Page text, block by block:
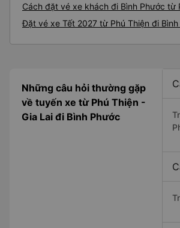
Cách đặt vé xe khách đi Bình Phước từ
Đặt vé xe Tết 2027 từ Phú Thiện đi Bình
Những câu hỏi thường gặp
về tuyến xe từ Phú Thiện -
Gia Lai đi Bình Phước